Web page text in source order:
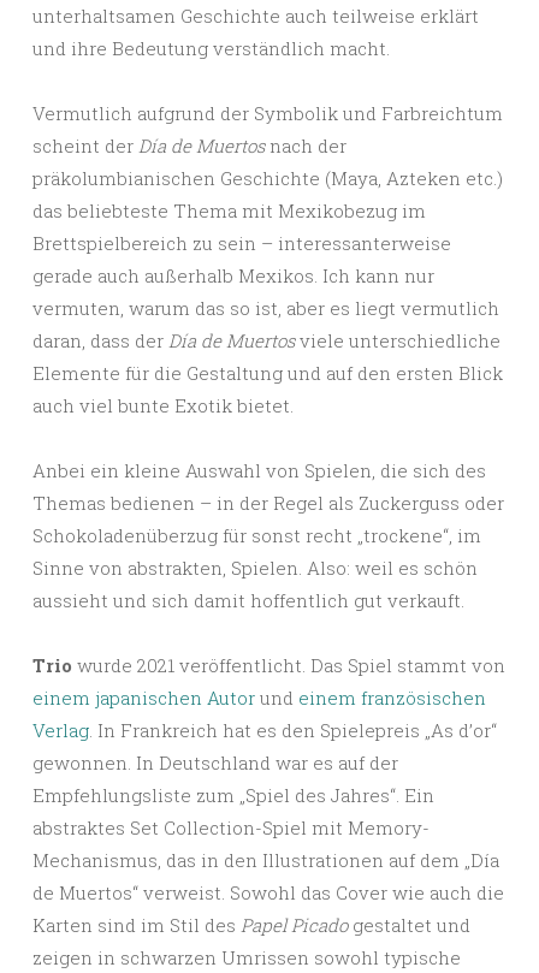
unterhaltsamen Geschichte auch teilweise erklärt
und ihre Bedeutung verständlich macht.
Vermutlich aufgrund der Symbolik und Farbreichtum
scheint der Día de Muertosnach der
präkolumbianischen Geschichte (Maya, Azteken etc.)
das beliebteste Thema mit Mexikobezug im
Brettspielbereich zu sein – interessanterweise
gerade auch außerhalb Mexikos. Ich kann nur
vermuten, warum das so ist, aber es liegt vermutlich
daran, dass der Día de Muertosviele unterschiedliche
Elemente für die Gestaltung und auf den ersten Blick
auch viel bunte Exotik bietet.
Anbei ein kleine Auswahl von Spielen, die sich des
Themas bedienen – in der Regel als Zuckerguss oder
Schokoladenüberzug für sonst recht „trockene“, im
Sinne von abstrakten, Spielen. Also: weil es schön
aussieht und sich damit hoffentlich gut verkauft.
Trio wurde 2021 veröffentlicht. Das Spiel stammt von
einem japanischen Autor und einem französischen
Verlag. In Frankreich hat es den Spielepreis „As d’or“
gewonnen. In Deutschland war es auf der
Empfehlungsliste zum „Spiel des Jahres“. Ein
abstraktes Set Collection-Spiel mit Memory-
Mechanismus, das in den Illustrationen auf dem „Día
de Muertos“ verweist. Sowohl das Cover wie auch die
Karten sind im Stil des Papel Picadogestaltet und
zeigen in schwarzen Umrissen sowohl typische